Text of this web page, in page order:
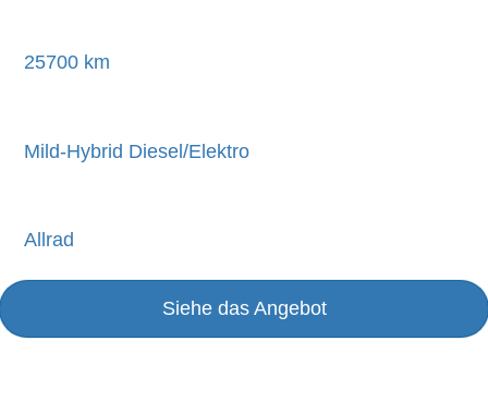
25700 km
Mild-Hybrid Diesel/Elektro
Allrad
Siehe das Angebot